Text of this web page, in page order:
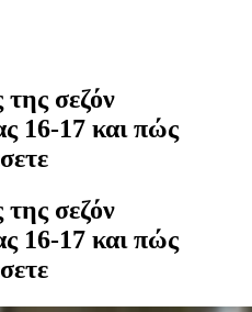
της σεζόν
16-17 και πώς
της σεζόν
16-17 και πώς